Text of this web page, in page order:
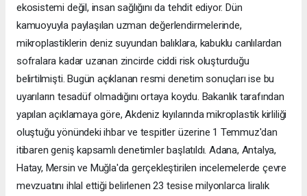
ekosistemi değil, insan sağlığını da tehdit ediyor. Dün
kamuoyuyla paylaşılan uzman değerlendirmelerinde,
mikroplastiklerin deniz suyundan balıklara, kabuklu canlılardan
sofralara kadar uzanan zincirde ciddi risk oluşturduğu
belirtilmişti. Bugün açıklanan resmi denetim sonuçları ise bu
uyarıların tesadüf olmadığını ortaya koydu. Bakanlık tarafından
yapılan açıklamaya göre, Akdeniz kıyılarında mikroplastik kirliliği
oluştuğu yönündeki ihbar ve tespitler üzerine 1 Temmuz'dan
itibaren geniş kapsamlı denetimler başlatıldı. Adana, Antalya,
Hatay, Mersin ve Muğla'da gerçekleştirilen incelemelerde çevre
mevzuatını ihlal ettiği belirlenen 23 tesise milyonlarca liralık